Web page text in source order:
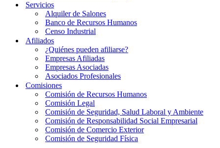
Servicios
Alquiler de Salones
Banco de Recursos Humanos
Censo Industrial
Afiliados
¿Quiénes pueden afiliarse?
Empresas Afiliadas
Empresas Asociadas
Asociados Profesionales
Comisiones
Comisión de Recursos Humanos
Comisión Legal
Comisión de Seguridad, Salud Laboral y Ambiente
Comisión de Responsabilidad Social Empresarial
Comisión de Comercio Exterior
Comisión de Seguridad Física